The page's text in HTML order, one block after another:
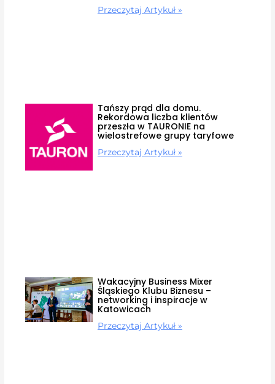
Przeczytaj Artykuł »
Tańszy prąd dla domu.
Rekordowa liczba klientów
przeszła w TAURONIE na
wielostrefowe grupy taryfowe
Przeczytaj Artykuł »
Wakacyjny Business Mixer
Śląskiego Klubu Biznesu –
networking i inspiracje w
Katowicach
Przeczytaj Artykuł »